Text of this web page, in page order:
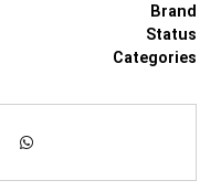
Brand
Status
Categories